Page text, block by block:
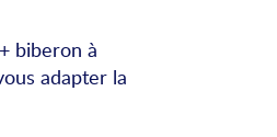
biberon à
adapter la